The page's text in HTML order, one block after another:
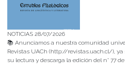
NOTICIAS 28/07/2026
📚 Anunciamos a nuestra comunidad
Revistas UACh (http://revistas.uach.cl/),
su lectura y descarga la edición del n° 77 de